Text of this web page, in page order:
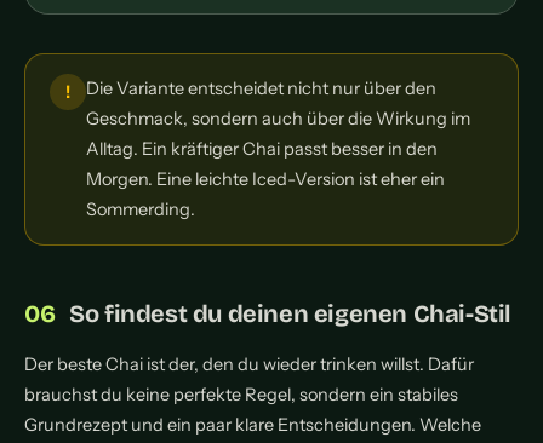
Die Variante entscheidet nicht nur über den
Geschmack, sondern auch über die Wirkung im
Alltag. Ein kräftiger Chai passt besser in den
Morgen. Eine leichte Iced-Version ist eher ein
Sommerding.
So findest du deinen eigenen Chai-Stil
Der beste Chai ist der, den du wieder trinken willst. Dafür
brauchst du keine perfekte Regel, sondern ein stabiles
Grundrezept und ein paar klare Entscheidungen. Welche